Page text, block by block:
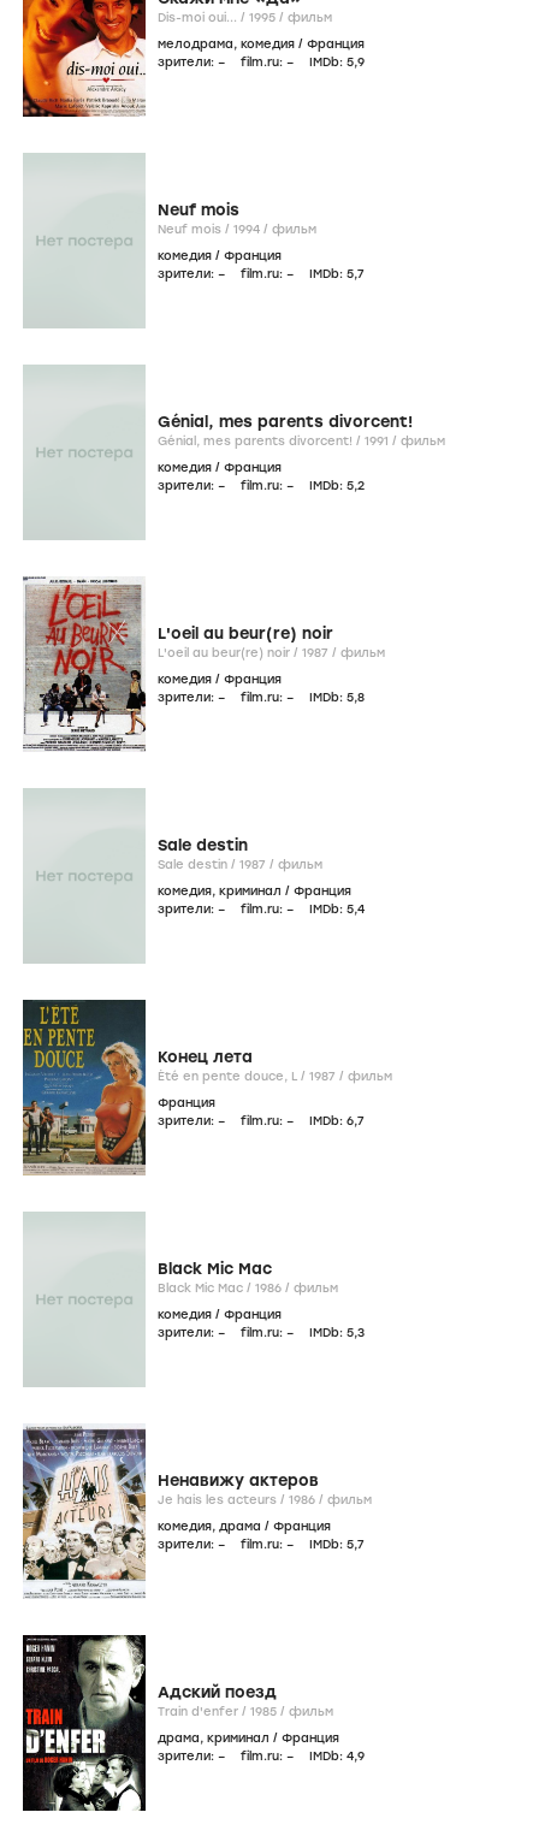
Dis-moi oui... / 1995 / фильм
мелодрама, комедия / Франция
зрители: – film.ru: – IMDb: 5,9
Neuf mois
Neuf mois / 1994 / фильм
комедия / Франция
зрители: – film.ru: – IMDb: 5,7
Génial, mes parents divorcent!
Génial, mes parents divorcent! / 1991 / фильм
комедия / Франция
зрители: – film.ru: – IMDb: 5,2
L'oeil au beur(re) noir
L'oeil au beur(re) noir / 1987 / фильм
комедия / Франция
зрители: – film.ru: – IMDb: 5,8
Sale destin
Sale destin / 1987 / фильм
комедия, криминал / Франция
зрители: – film.ru: – IMDb: 5,4
Конец лета
Été en pente douce, L / 1987 / фильм
Франция
зрители: – film.ru: – IMDb: 6,7
Black Mic Mac
Black Mic Mac / 1986 / фильм
комедия / Франция
зрители: – film.ru: – IMDb: 5,3
Ненавижу актеров
Je hais les acteurs / 1986 / фильм
комедия, драма / Франция
зрители: – film.ru: – IMDb: 5,7
Адский поезд
Train d'enfer / 1985 / фильм
драма, криминал / Франция
зрители: – film.ru: – IMDb: 4,9